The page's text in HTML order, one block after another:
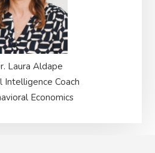
Laura Aldape
Intelligence Coach
Economics